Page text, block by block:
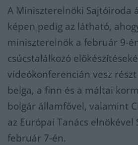
A Miniszterelnöki Sajtóiroda
képen pedig az látható,
miniszterelnök a február 9-
csúcstalálkozó
videókonferencián vesz
belga, a finn és a máltai
bolgár államfővel, valamint
az Európai Tanács elnökével
február 7-én.